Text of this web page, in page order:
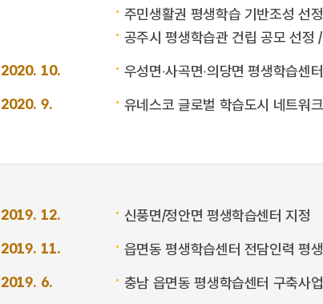
주민생활권 평생학습 기반조성 선
공주시 평생학습관 건립 공모 선정
2020. 10.
우성면‧사곡면‧의당면 평생학습센
2020. 9.
유네스코 글로벌 학습도시 네트워
2019. 12.
신풍면/정안면 평생학습센터 지정
2019. 11.
읍면동 평생학습센터 전담인력 평
2019. 6.
충남 읍면동 평생학습센터 구축사